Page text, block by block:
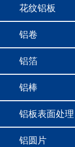
花纹铝板
铝卷
铝箔
铝棒
铝板表面处理
铝圆片